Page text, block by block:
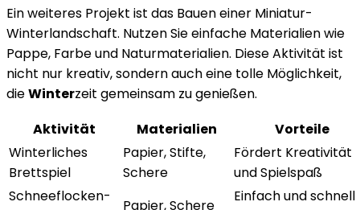
Ein weiteres Projekt ist das Bauen einer Miniatur-
Winterlandschaft. Nutzen Sie einfache Materialien wie
Pappe, Farbe und Naturmaterialien. Diese Aktivität ist
nicht nur kreativ, sondern auch eine tolle Möglichkeit,
dieWinterzeit gemeinsam zu genießen.
Aktivität
Materialien
Vorteile
Winterliches
Brettspiel
Papier, Stifte,
Schere
Fördert Kreativität
und Spielspaß
Schneeflocken-
Papier, Schere
Einfach und schnell